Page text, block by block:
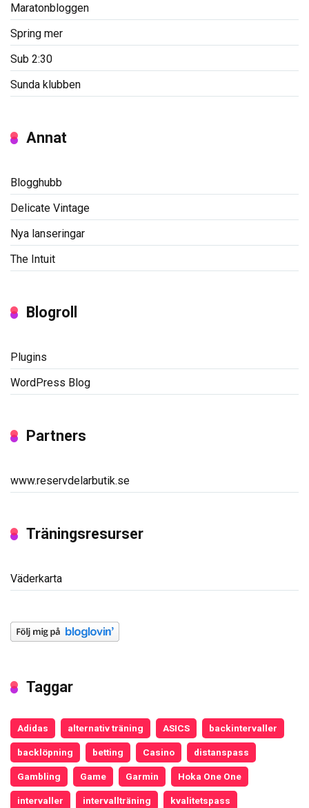
Maratonbloggen
Spring mer
Sub 2:30
Sunda klubben
Annat
Blogghubb
Delicate Vintage
Nya lanseringar
The Intuit
Blogroll
Plugins
WordPress Blog
Partners
www.reservdelarbutik.se
Träningsresurser
Väderkarta
Taggar
Adidas alternativ träning ASICS backintervaller
backlöpning betting Casino distanspass
Gambling Game Garmin Hoka One One
intervaller intervallträning kvalitetspass